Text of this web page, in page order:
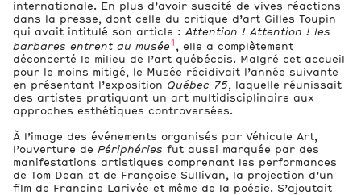
internationale. En plus d’avoir suscité de vives réactions
dans la presse, dont celle du critique d’art Gilles Toupin
qui avait intitulé son article : Attention ! Attention ! les
barbares entrent au musée 1 , elle a complètement
déconcerté le milieu de l’art québécois. Malgré cet accueil
pour le moins mitigé, le Musée récidivait l’année suivante
en présentant l’exposition Québec 75, laquelle réunissait
des artistes pratiquant un art multidisciplinaire aux
approches esthétiques controversées.
À l’image des événements organisés par Véhicule Art,
l’ouverture de Périphéries fut aussi marquée par des
manifestations artistiques comprenant les performances
de Tom Dean et de Françoise Sullivan, la projection d’un
film de Francine Larivée et même de la poésie. S’ajoutait